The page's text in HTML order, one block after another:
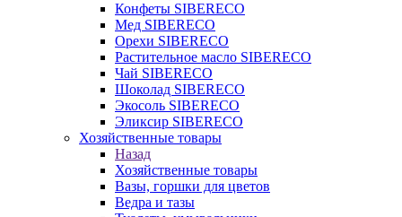
Конфеты SIBERECO
Мед SIBERECO
Орехи SIBERECO
Растительное масло SIBERECO
Чай SIBERECO
Шоколад SIBERECO
Экосоль SIBERECO
Эликсир SIBERECO
Хозяйственные товары
Назад
Хозяйственные товары
Вазы, горшки для цветов
Ведра и тазы